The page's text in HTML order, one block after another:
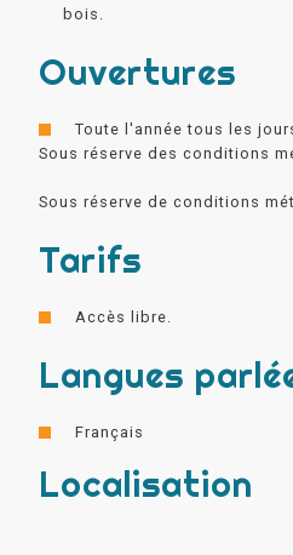
bois.
Ouvertures
Toute l'année tous les
Sous réserve des conditions
Sous réserve de conditions
Tarifs
Accès libre.
Langues
Français
Localisation